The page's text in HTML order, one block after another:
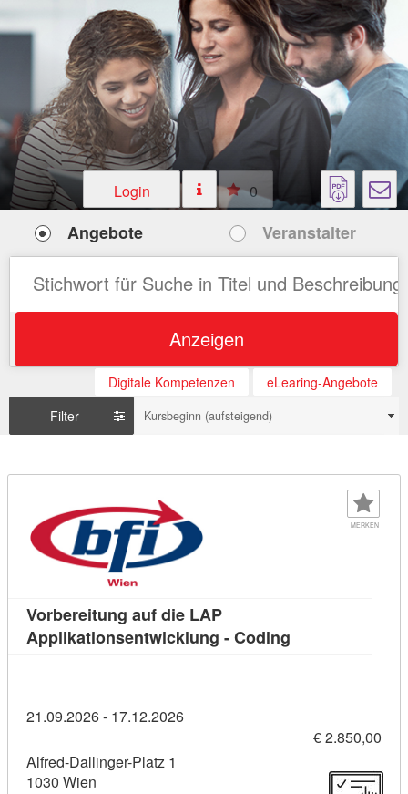
Login 0
Angebote Veranstalter
Anzeigen
Digitale Kompetenzen
eLearing-Angebote
Filter
Kursbeginn (aufsteigend)
MERKEN
Vorbereitung auf die LAP
Applikationsentwicklung - Coding
21.09.2026 - 17.12.2026
€ 2.850,00
Alfred-Dallinger-Platz 1
1030 Wien